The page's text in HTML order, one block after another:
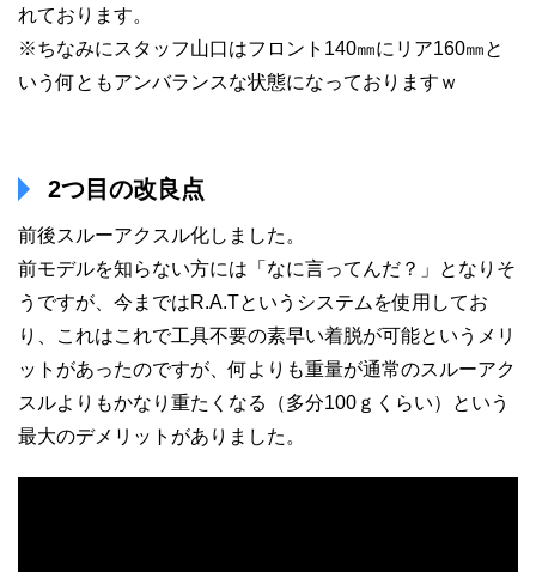
れております。
※ちなみにスタッフ山口はフロント140㎜にリア160㎜と
いう何ともアンバランスな状態になっておりますｗ
2つ目の改良点
前後スルーアクスル化しました。
前モデルを知らない方には「なに言ってんだ？」となりそ
うですが、今まではR.A.Tというシステムを使用してお
り、これはこれで工具不要の素早い着脱が可能というメリ
ットがあったのですが、何よりも重量が通常のスルーアク
スルよりもかなり重たくなる（多分100ｇくらい）という
最大のデメリットがありました。